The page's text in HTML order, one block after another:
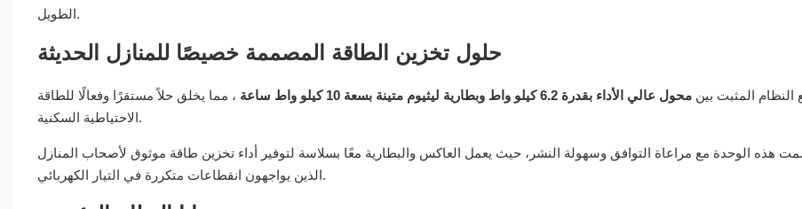
الطويل.
حلول تخزين الطاقة المصممة خصيصًا للمنازل الحديثة
النظام المثبت بينمحول عالي الأداء بقدرة 6.2 كيلو واط وبطارية ليثيوم متينة بسعة 10 كيلو واط ساعة
، مما يخلق حلاً مستقرًا وفعالًا للطاقة
الاحتياطية السكنية.
هذه الوحدة مع مراعاة التوافق وسهولة النشر، حيث يعمل العاكس والبطارية معًا بسلاسة لتوفير أداء تخزين طاقة موثوق لأصحاب المنازل
الذين يواجهون انقطاعات متكررة في التيار الكهربائي.